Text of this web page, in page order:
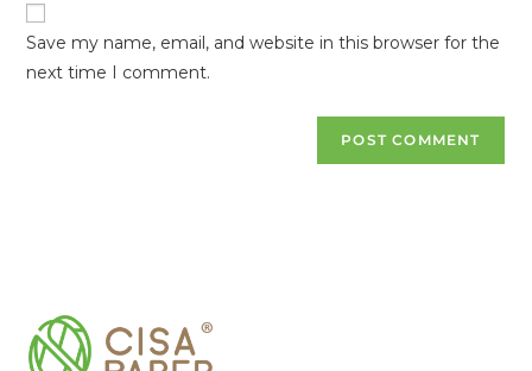
Save my name, email, and website in this browser for the
next time I comment.